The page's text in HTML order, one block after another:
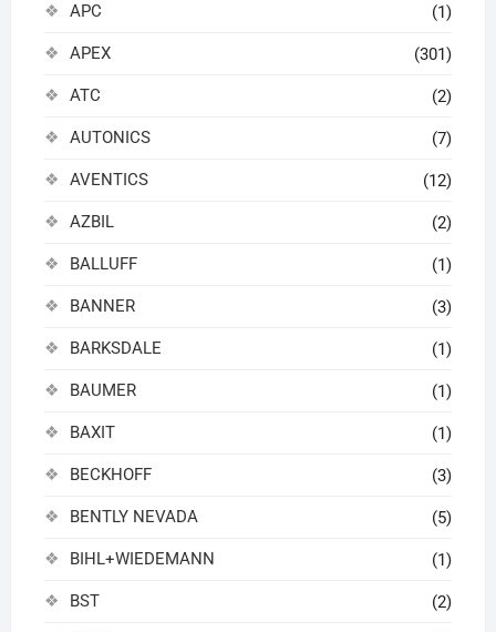
APC (1)
APEX (301)
ATC (2)
AUTONICS (7)
AVENTICS (12)
AZBIL (2)
BALLUFF (1)
BANNER (3)
BARKSDALE (1)
BAUMER (1)
BAXIT (1)
BECKHOFF (3)
BENTLY NEVADA (5)
BIHL+WIEDEMANN (1)
BST (2)